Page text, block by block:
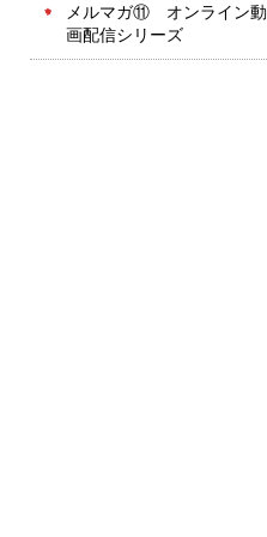
メルマガ⑪ オンライン動
画配信シリーズ